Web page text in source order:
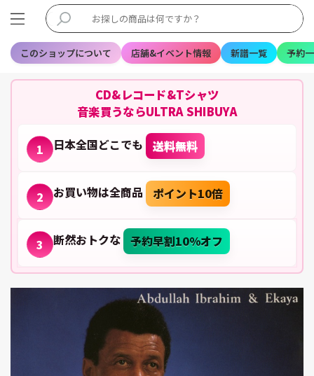
このショップについて 店舗&イベント情報 新譜一覧 予約
CD&レコード&Tシャツ
音楽買うならULTRA SHIBUYA
1 日本全国どこでも 送料無料
2 お買い物は全商品 ポイント10倍
3 断然おトクな 予約早割10%オフ